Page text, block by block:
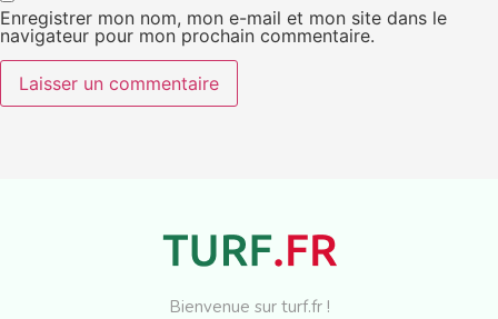
Enregistrer mon nom, mon e-mail et mon site dans le
navigateur pour mon prochain commentaire.
Bienvenue sur turf.fr !